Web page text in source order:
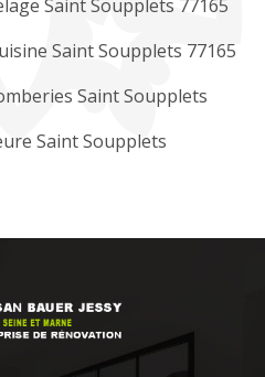
Saint Soupplets 77165
Saint Soupplets 77165
Saint Soupplets
Saint Soupplets